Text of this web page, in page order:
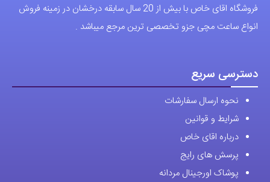
فروشگاه اقای خاص با بیش از 20 سال سابقه درخشان در زمینه فروش
انواع ساعت مچی جزو تخصصی ترین مرجع میباشد .
دسترسی سریع
نحوه ارسال سفارشات
شرایط و قوانین
درباره اقای خاص
پرسش های رایج
پوشاک اورجینال مردانه